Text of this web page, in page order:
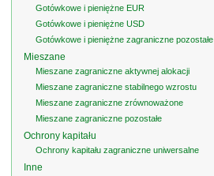
Gotówkowe i pieniężne EUR
Gotówkowe i pieniężne USD
Gotówkowe i pieniężne zagraniczne pozostałe
Mieszane
Mieszane zagraniczne aktywnej alokacji
Mieszane zagraniczne stabilnego wzrostu
Mieszane zagraniczne zrównoważone
Mieszane zagraniczne pozostałe
Ochrony kapitału
Ochrony kapitału zagraniczne uniwersalne
Inne